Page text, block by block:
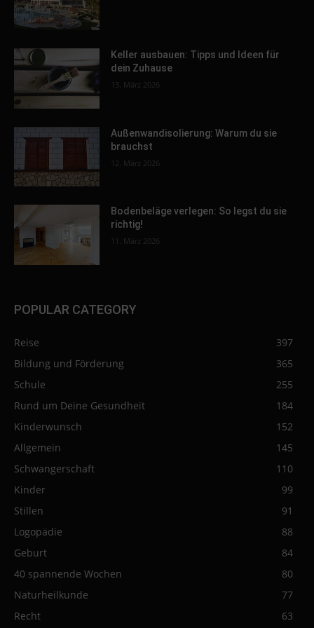
Keller ausbauen: Tipps und Ideen für
dein Zuhause
13. März 2026
Außenwandisolierung: Warum du sie
brauchst
12. März 2026
Bodenbeläge verlegen: So legst du sie
richtig!
11. März 2026
POPULAR CATEGORY
Reise
397
Bildung und Förderung
365
Schule
255
Rund um Deine Gesundheit
184
Kinderwunsch
152
Allgemein
145
Schwangerschaft
110
Kinder
99
Stillen
91
Logopädie
88
Geburt
84
40 spannende Wochen
80
Naturheilkunde
77
Recht
63